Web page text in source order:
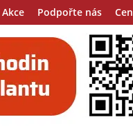
Akce Podpořte nás